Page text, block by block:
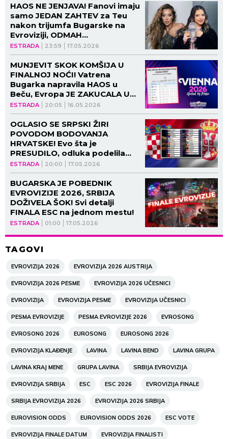
ESTRADA 23:59 17.05.2026
HAOS NE JENJAVA! Fanovi imaju
samo JEDAN ZAHTEV za Teu
nakon trijumfa Bugarske na
Evroviziji, ODMAH
ODGOVORILA!
ESTRADA 20:05 16.05.2026
MUNJEVIT SKOK KOMŠIJA U
FINALNOJ NOĆI! Vatrena
Bugarka napravila HAOS u
Beču, Evropa JE ZAKUCALA U
VRH TABELE!
ESTRADA 20:00 17.05.2026
OGLASIO SE SRPSKI ŽIRI
POVODOM BODOVANJA
HRVATSKE! Evo šta je
PRESUDILO, odluka podelila
javnost!
ESTRADA 01:00 17.05.2026
BUGARSKA JE POBEDNIK
EVROVIZIJE 2026, SRBIJA
DOŽIVELA ŠOK! Svi detalji
FINALA ESC na jednom mestu!
TAGOVI
EVROVIZIJA 2026 EVROVIZIJA 2026 AUSTRIJA
EVROVIZIJA 2026 PESME EVROVIZIJA 2026 UČESNICI
EVROVIZIJA EVROVIZIJA PESME EVROVIZIJA UČESNICI
PESMA EVROVIZIJE PESMA EVROVIZIJE 2026 EVROSONG
EVROSONG 2026 EUROSONG EUROSONG 2026
EVROVIZIJA KLAĐENJE LAVINA LAVINA BEND LAVINA GRUPA
LAVINA KRAJ MENE GRUPA LAVINA SRBIJA EVROVIZIJA
EVROVIZIJA SRBIJA ESC ESC 2026 EVROVIZIJA FINALE
SRBIJA EVROVIZIJA 2026 EVROVIZIJA 2026 SRBIJA
EUROVISION ODDS EUROVISION ODDS 2026 ESC VOTE
EVROVIZIJA FINALE DATUM EVROVIZIJA FINALISTI